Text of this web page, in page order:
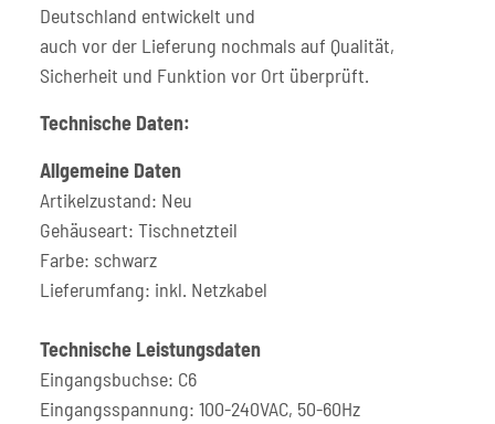
Deutschland entwickelt und
auch vor der Lieferung nochmals auf Qualität,
Sicherheit und Funktion vor Ort überprüft.
Technische Daten:
Allgemeine Daten
Artikelzustand: Neu
Gehäuseart: Tischnetzteil
Farbe: schwarz
Lieferumfang: inkl. Netzkabel
Technische Leistungsdaten
Eingangsbuchse: C6
Eingangsspannung: 100-240VAC, 50-60Hz